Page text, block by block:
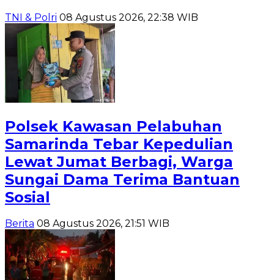
TNI & Polri 08 Agustus 2026, 22:38 WIB
Polsek Kawasan Pelabuhan
Samarinda Tebar Kepedulian
Lewat Jumat Berbagi, Warga
Sungai Dama Terima Bantuan
Sosial
Berita 08 Agustus 2026, 21:51 WIB